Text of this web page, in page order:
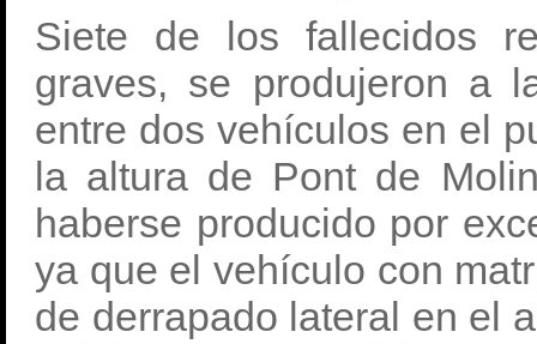
Siete de los fallecidos
graves, se produjeron a
entre dos vehículos en el
la altura de Pont de
haberse producido por
ya que el vehículo con
de derrapado lateral en el